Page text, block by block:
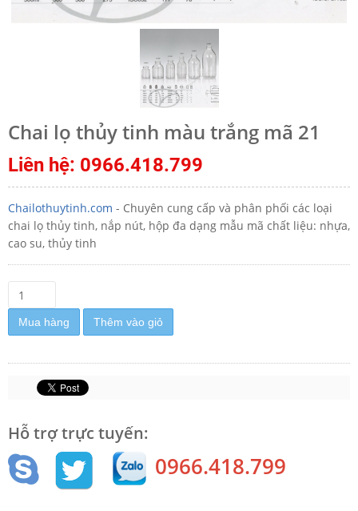
Chai lọ thủy tinh màu trắng mã 21
Liên hệ: 0966.418.799
Chailothuytinh.com - Chuyên cung cấp và phân phối các loại
chai lọ thủy tinh, nắp nút, hộp đa dạng mẫu mã chất liệu: nhựa,
cao su, thủy tinh
Mua hàng Thêm vào giỏ
Hỗ trợ trực tuyến:
0966.418.799